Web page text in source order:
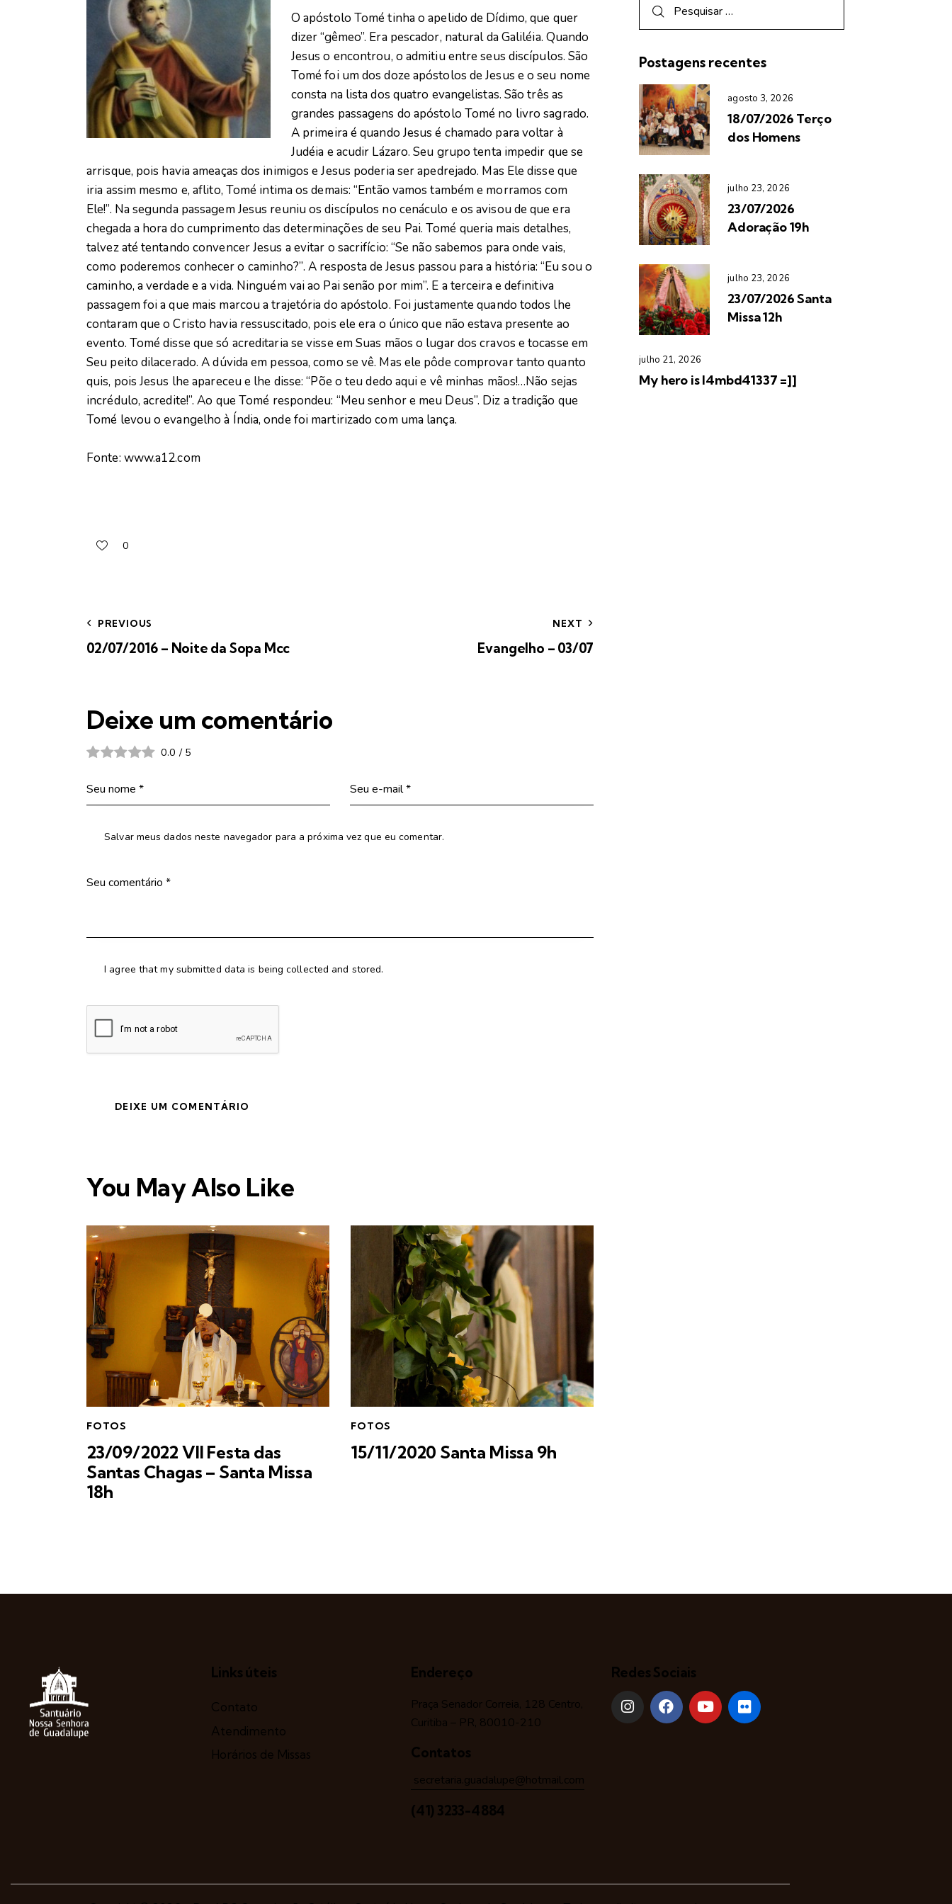
O apóstolo Tomé tinha o apelido de Dídimo, que quer
dizer “gêmeo”. Era pescador, natural da Galiléia. Quando
Jesus o encontrou, o admitiu entre seus discípulos. São
Tomé foi um dos doze apóstolos de Jesus e o seu nome
consta na lista dos quatro evangelistas. São três as
grandes passagens do apóstolo Tomé no livro sagrado.
A primeira é quando Jesus é chamado para voltar à
Judéia e acudir Lázaro. Seu grupo tenta impedir que se
arrisque, pois havia ameaças dos inimigos e Jesus poderia ser apedrejado. Mas Ele disse que
iria assim mesmo e, aflito, Tomé intima os demais: “Então vamos também e morramos com
Ele!”. Na segunda passagem Jesus reuniu os discípulos no cenáculo e os avisou de que era
chegada a hora do cumprimento das determinações de seu Pai. Tomé queria mais detalhes,
talvez até tentando convencer Jesus a evitar o sacrifício: “Se não sabemos para onde vais,
como poderemos conhecer o caminho?”. A resposta de Jesus passou para a história: “Eu sou o
caminho, a verdade e a vida. Ninguém vai ao Pai senão por mim”. E a terceira e definitiva
passagem foi a que mais marcou a trajetória do apóstolo. Foi justamente quando todos lhe
contaram que o Cristo havia ressuscitado, pois ele era o único que não estava presente ao
evento. Tomé disse que só acreditaria se visse em Suas mãos o lugar dos cravos e tocasse em
Seu peito dilacerado. A dúvida em pessoa, como se vê. Mas ele pôde comprovar tanto quanto
quis, pois Jesus lhe apareceu e lhe disse: “Põe o teu dedo aqui e vê minhas mãos!…Não sejas
incrédulo, acredite!”. Ao que Tomé respondeu: “Meu senhor e meu Deus”. Diz a tradição que
Tomé levou o evangelho à Índia, onde foi martirizado com uma lança.
Fonte: www.a12.com
0
PREVIOUS
02/07/2016 – Noite da Sopa Mcc
NEXT
Evangelho – 03/07
Deixe um comentário
0.0 / 5
Salvar meus dados neste navegador para a próxima vez que eu comentar.
I agree that my submitted data is being collected and stored.
You May Also Like
FOTOS
23/09/2022 VII Festa das
Santas Chagas – Santa Missa
18h
FOTOS
15/11/2020 Santa Missa 9h
Postagens recentes
agosto 3, 2026
18/07/2026 Terço
dos Homens
julho 23, 2026
23/07/2026
Adoração 19h
julho 23, 2026
23/07/2026 Santa
Missa 12h
julho 21, 2026
My hero is l4mbd41337 =]]
Links úteis
Contato
Atendimento
Horários de Missas
Endereço
Praça Senador Correia, 128 Centro,
Curitiba – PR, 80010-210
Contatos
secretaria.guadalupe@hotmail.com
(41) 3233-4884
Redes Sociais